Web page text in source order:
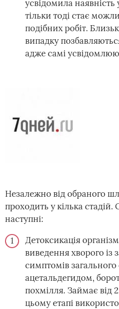
усвідомила наявність
тільки тоді стає
подібних робіт.
випадку
адже самі
Незалежно від обраного
проходить у кілька
наступні:
Детоксикація
виведення хворого із
симптомів
ацетальдегидом,
похмілля. Займає від
цьому етапі